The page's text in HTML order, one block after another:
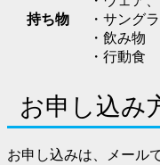
持ち物
・サング
・飲み物
・行動食
お申し込み
お申し込みは、メール